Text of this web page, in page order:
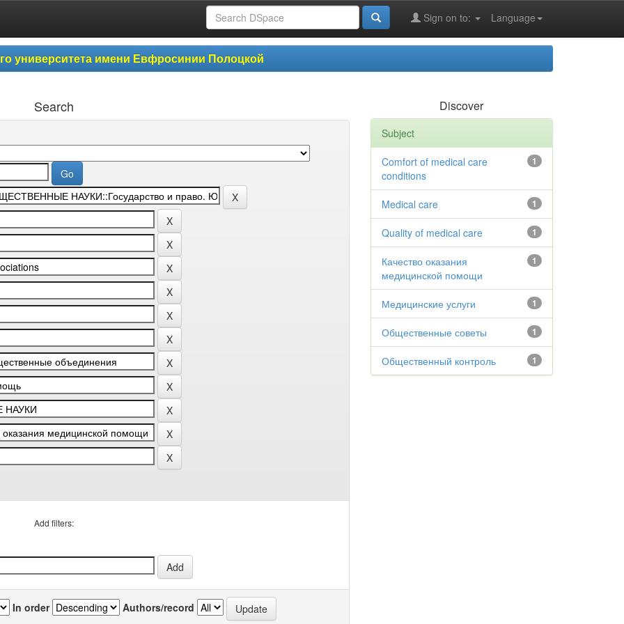
Language
Sign on to:
университета имени Евфросинии Полоцкой
Search
Add filters:
In order Authors/record
Discover
Subject
1
Comfort of medical care
conditions
1
Medical care
1
Quality of medical care
1
Качество оказания
медицинской помощи
1
Медицинские услуги
1
Общественные советы
1
Общественный контроль